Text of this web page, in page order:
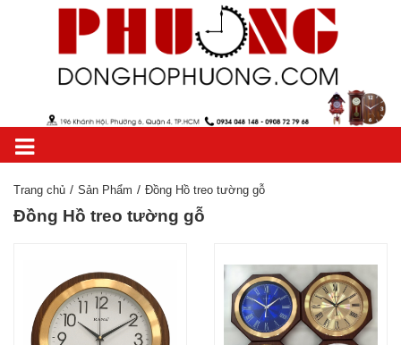
Trang chủ Sản Phẩm Đồng Hồ treo tường gỗ
Đồng Hồ treo tường gỗ